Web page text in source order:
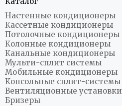
Настенные кондиционеры
Кассетные кондиционеры
Потолочные кондиционеры
Колонные кондиционеры
Канальные кондиционеры
Мульти-сплит системы
Мобильные кондиционеры
Консольные сплит-системы
Вентиляционные установки
Бризеры